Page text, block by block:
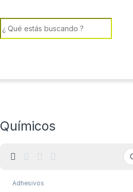
Search for:
Químicos
Adhesivos